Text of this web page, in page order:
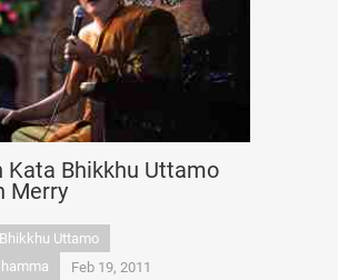
Kata Bhikkhu Uttamo
Merry
Uttamo
Feb 19, 2011